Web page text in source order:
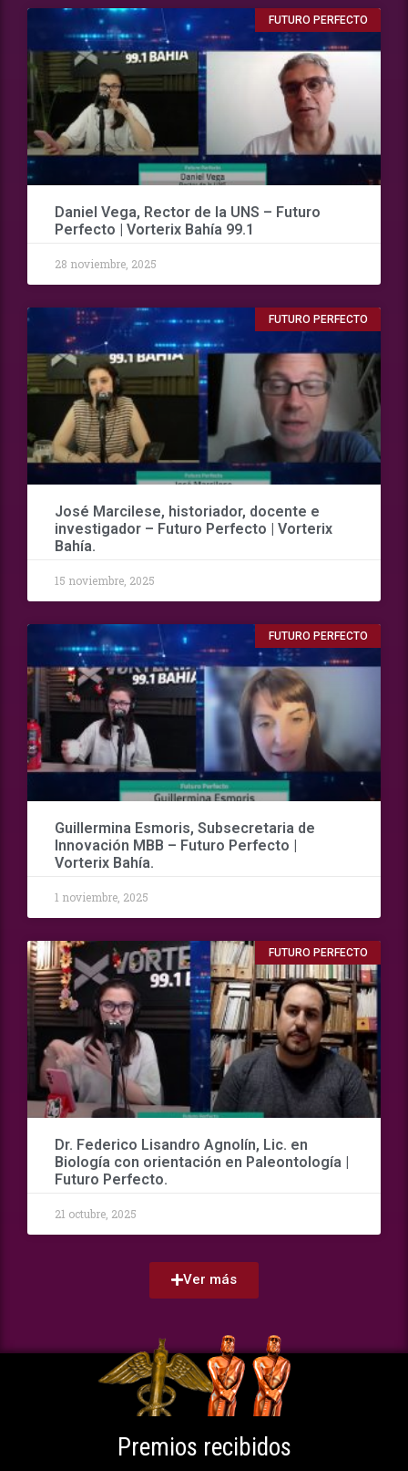
FUTURO PERFECTO
Daniel Vega, Rector de la UNS – Futuro
Perfecto | Vorterix Bahía 99.1
28 noviembre, 2025
FUTURO PERFECTO
José Marcilese, historiador, docente e
investigador – Futuro Perfecto | Vorterix
Bahía.
15 noviembre, 2025
FUTURO PERFECTO
Guillermina Esmoris, Subsecretaria de
Innovación MBB – Futuro Perfecto |
Vorterix Bahía.
1 noviembre, 2025
FUTURO PERFECTO
Dr. Federico Lisandro Agnolín, Lic. en
Biología con orientación en Paleontología |
Futuro Perfecto.
21 octubre, 2025
Ver más
Premios recibidos